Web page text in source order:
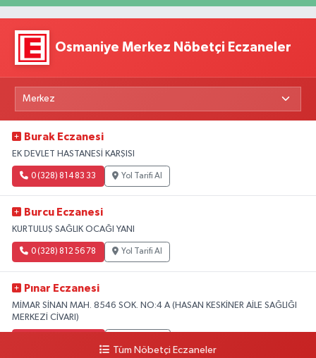
Osmaniye Merkez Nöbetçi Eczaneler
Burak Eczanesi
EK DEVLET HASTANESİ KARŞISI
0 (328) 814 83 33 Yol Tarifi Al
Burcu Eczanesi
KURTULUŞ SAĞLIK OCAĞI YANI
0 (328) 812 56 78 Yol Tarifi Al
Pınar Eczanesi
MİMAR SİNAN MAH. 8546 SOK. NO:4 A (HASAN KESKİNER AİLE SAĞLIĞI
MERKEZİ CİVARI)
Tüm Nöbetçi Eczaneler